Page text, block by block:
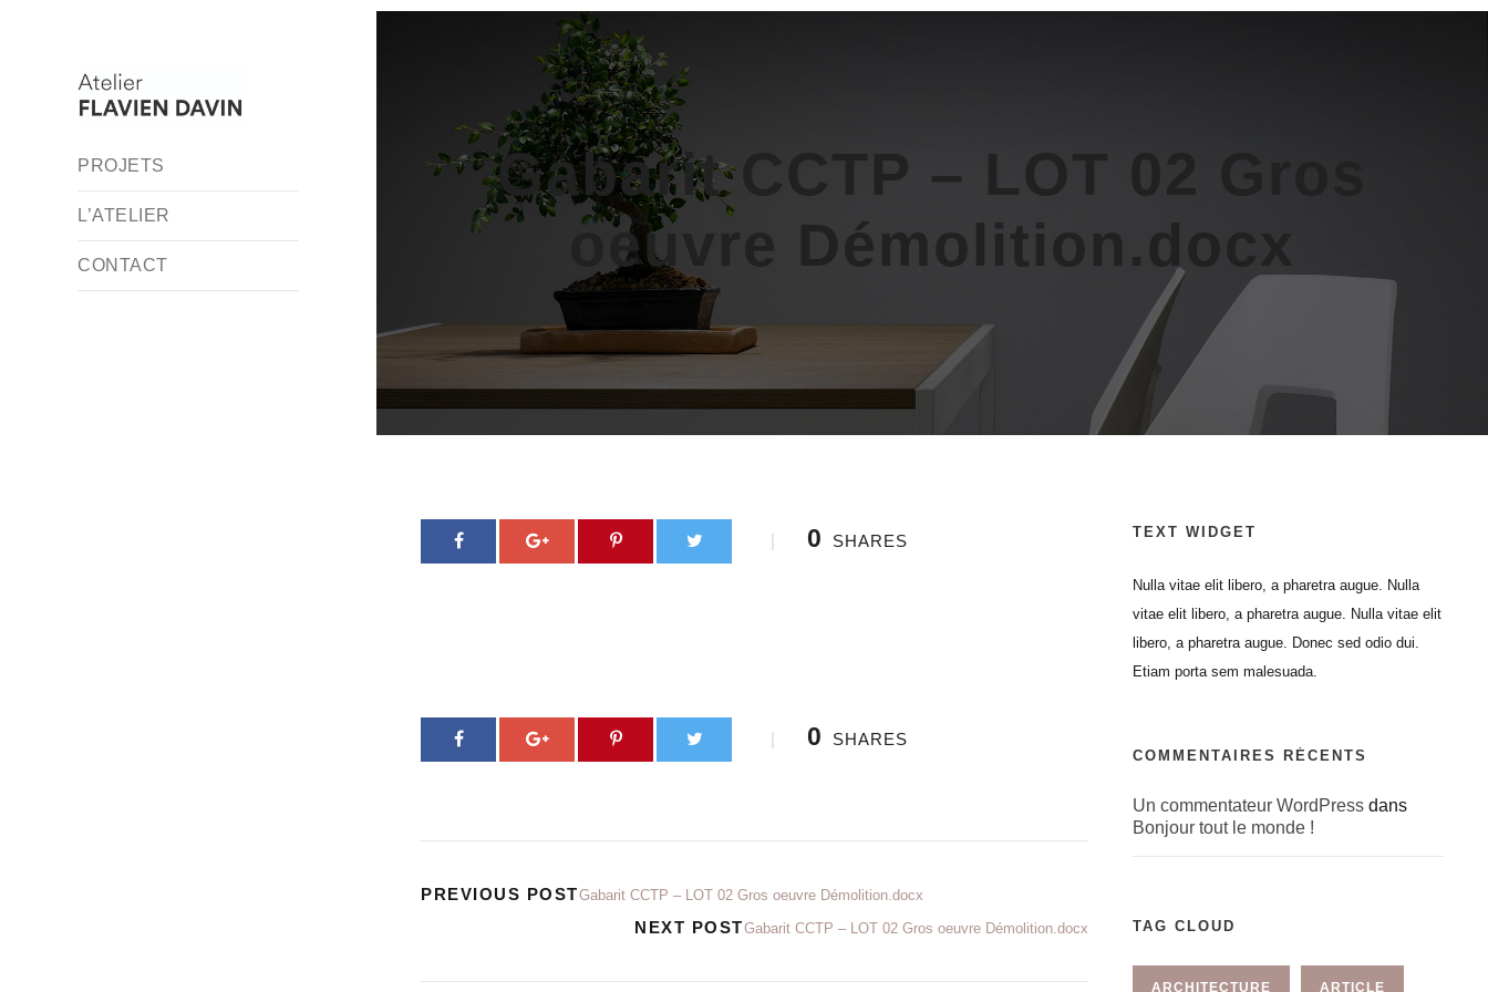
PROJETS
L’ATELIER
CONTACT
Gabarit CCTP – LOT 02 Gros
oeuvre Démolition.docx
0 SHARES
0 SHARES
PREVIOUS POSTGabarit CCTP – LOT 02 Gros oeuvre Démolition.docx
NEXT POSTGabarit CCTP – LOT 02 Gros oeuvre Démolition.docx
TEXT WIDGET
Nulla vitae elit libero, a pharetra augue. Nulla
vitae elit libero, a pharetra augue. Nulla vitae elit
libero, a pharetra augue. Donec sed odio dui.
Etiam porta sem malesuada.
COMMENTAIRES RÉCENTS
Un commentateur WordPressdans
Bonjour tout le monde !
TAG CLOUD
ARCHITECTURE ARTICLE